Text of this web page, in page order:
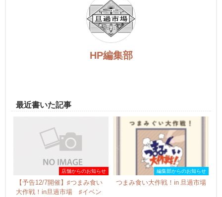
HP編集部
最近書いた記事
店舗からのお知らせ
【予告12/7開催】♯つまみ食い
大作戦！in旦過市場 ♯イベン
編集部からのお知らせ
つまみ食い大作戦！in 旦過市場